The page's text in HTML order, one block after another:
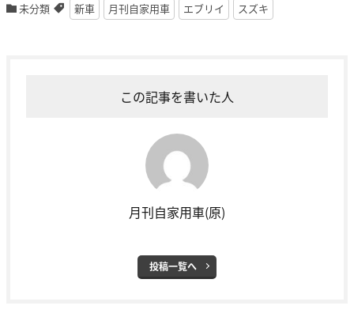
未分類 新車 月刊自家用車 エブリイ スズキ
この記事を書いた人
月刊自家用車(原)
投稿一覧へ